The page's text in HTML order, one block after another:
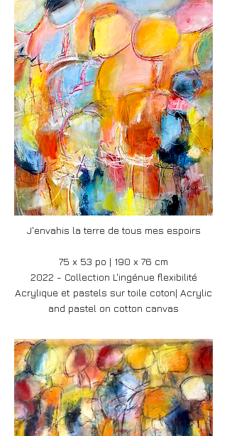
J'envahis la terre de tous mes espoirs
75 x 53 po | 190 x 76 cm
2022 - Collection L'ingénue flexibilité
Acrylique et pastels sur toile coton| Acrylic
and pastel on cotton canvas